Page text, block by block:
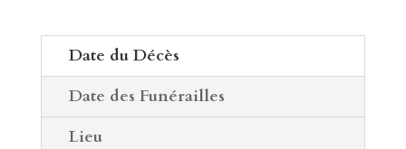
Date du Décès
Date des Funérailles
Lieu